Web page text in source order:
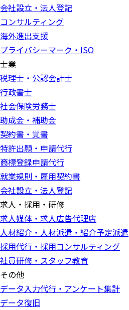
会社設立・法人登記
コンサルティング
海外進出支援
プライバシーマーク・ISO
士業
税理士・公認会計士
行政書士
社会保険労務士
助成金・補助金
契約書・覚書
特許出願・申請代行
商標登録申請代行
就業規則・雇用契約書
会社設立・法人登記
求人・採用・研修
求人媒体・求人広告代理店
人材紹介・人材派遣・紹介予定派遣
採用代行・採用コンサルティング
社員研修・スタッフ教育
その他
データ入力代行・アンケート集計
データ復旧